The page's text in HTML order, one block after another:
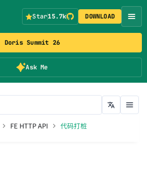
Doris Summit 26
Ask Me
Star15.7k DOWNLOAD
FE HTTP API 代码打桩